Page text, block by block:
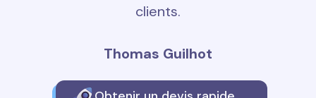
clients.
Thomas Guilhot